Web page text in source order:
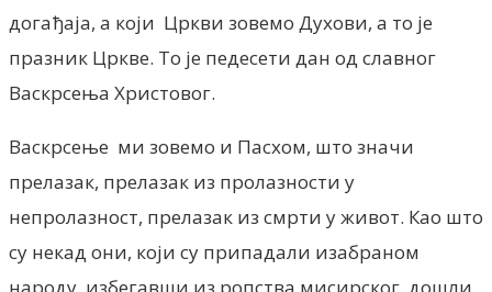
догађаја, а који Цркви зовемо Духови, а то је
празник Цркве. То је педесети дан од славног
Васкрсења Христовог.
Васкрсење ми зовемо и Пасхом, што значи
прелазак, прелазак из пролазности у
непролазност, прелазак из смрти у живот. Као што
су некад они, који су припадали изабраном
народу, избегавши из ропства мисирског, дошли